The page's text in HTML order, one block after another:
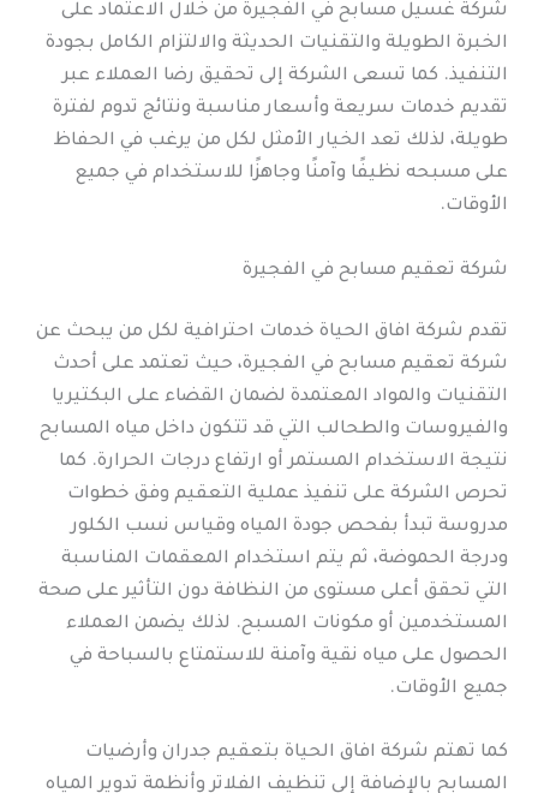
شركة غسيل مسابح في الفجيرة من خلال الاعتماد على
الخبرة الطويلة والتقنيات الحديثة والالتزام الكامل بجودة
التنفيذ. كما تسعى الشركة إلى تحقيق رضا العملاء عبر
تقديم خدمات سريعة وأسعار مناسبة ونتائج تدوم لفترة
طويلة، لذلك تعد الخيار الأمثل لكل من يرغب في الحفاظ
على مسبحه نظيفًا وآمنًا وجاهزًا للاستخدام في جميع
الأوقات.
شركة تعقيم مسابح في الفجيرة
تقدم شركة افاق الحياة خدمات احترافية لكل من يبحث عن
شركة تعقيم مسابح في الفجيرة، حيث تعتمد على أحدث
التقنيات والمواد المعتمدة لضمان القضاء على البكتيريا
والفيروسات والطحالب التي قد تتكون داخل مياه المسابح
نتيجة الاستخدام المستمر أو ارتفاع درجات الحرارة. كما
تحرص الشركة على تنفيذ عملية التعقيم وفق خطوات
مدروسة تبدأ بفحص جودة المياه وقياس نسب الكلور
ودرجة الحموضة، ثم يتم استخدام المعقمات المناسبة
التي تحقق أعلى مستوى من النظافة دون التأثير على صحة
المستخدمين أو مكونات المسبح. لذلك يضمن العملاء
الحصول على مياه نقية وآمنة للاستمتاع بالسباحة في
جميع الأوقات.
كما تهتم شركة افاق الحياة بتعقيم جدران وأرضيات
المسابح بالإضافة إلى تنظيف الفلاتر وأنظمة تدوير المياه